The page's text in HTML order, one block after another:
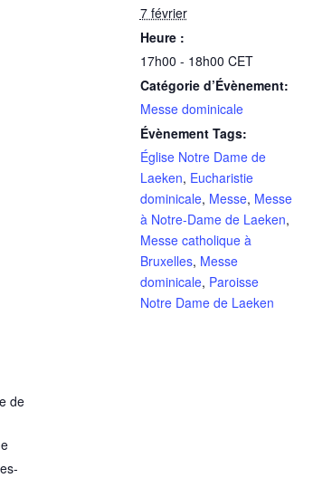
7 février
Heure :
17h00 - 18h00 CET
Catégorie d’Évènement:
Messe dominicale
Évènement Tags:
Église Notre Dame de
Laeken, Eucharistie
dominicale, Messe, Messe
à Notre-Dame de Laeken,
Messe catholique à
Bruxelles, Messe
dominicale, Paroisse
Notre Dame de Laeken
de